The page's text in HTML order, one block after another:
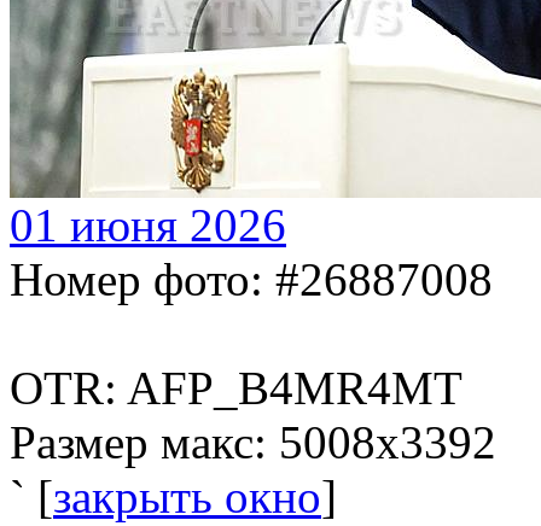
01 июня 2026
Номер фото: #26887008
OTR: AFP_B4MR4MT
Размер макс: 5008x3392
` [закрыть окно]